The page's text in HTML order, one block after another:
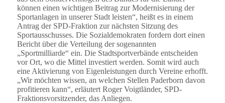
können einen wichtigen Beitrag zur Modernisierung der
Sportanlagen in unserer Stadt leisten“, heißt es in einem
Antrag der SPD-Fraktion zur nächsten Sitzung des
Sportausschusses. Die Sozialdemokraten fordern dort einen
Bericht über die Verteilung der sogenannten
„Sportmilliarde“ ein. Die Stadtsportverbände entscheiden
vor Ort, wo die Mittel investiert werden. Somit wird auch
eine Aktivierung von Eigenleistungen durch Vereine erhofft.
„Wir möchten wissen, an welchen Stellen Paderborn davon
profitieren kann“, erläutert Roger Voigtländer, SPD-
Fraktionsvorsitzender, das Anliegen.